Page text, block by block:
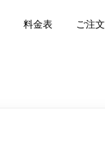
料金表 ご注文